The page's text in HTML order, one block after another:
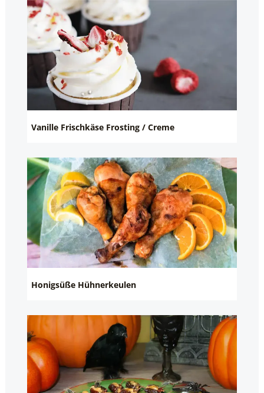
Vanille Frischkäse Frosting / Creme
Honigsüße Hühnerkeulen